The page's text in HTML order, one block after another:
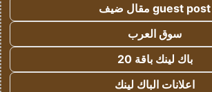
guest post مقال ضيف
سوق العرب
باك لينك باقة 20
اعلانات الباك لينك